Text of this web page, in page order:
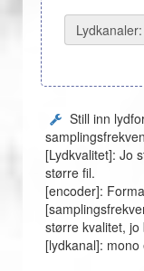
Lydkanaler:
Still inn
[Lydkvalitet]: Jo
større fil.
[encoder]:
større kvalitet,
[lydkanal]: